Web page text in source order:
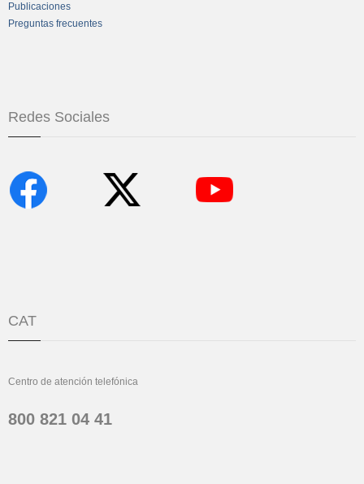
Publicaciones
Preguntas frecuentes
Redes Sociales
CAT
Centro de atención telefónica
800 821 04 41